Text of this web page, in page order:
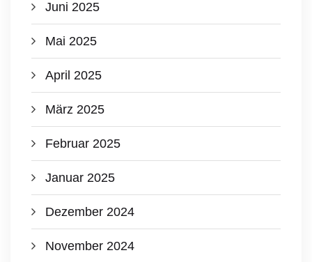
Juni 2025
Mai 2025
April 2025
März 2025
Februar 2025
Januar 2025
Dezember 2024
November 2024